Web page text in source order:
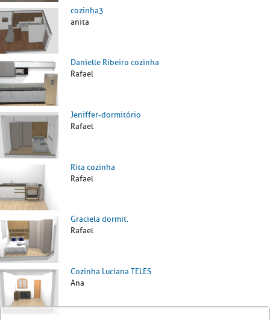
cozinha3
anita
Danielle Ribeiro cozinha
Rafael
Jeniffer-dormitório
Rafael
Rita cozinha
Rafael
Graciela dormit.
Rafael
Cozinha Luciana TELES
Ana